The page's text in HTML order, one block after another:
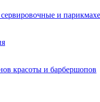
и
красоты и барбершопов